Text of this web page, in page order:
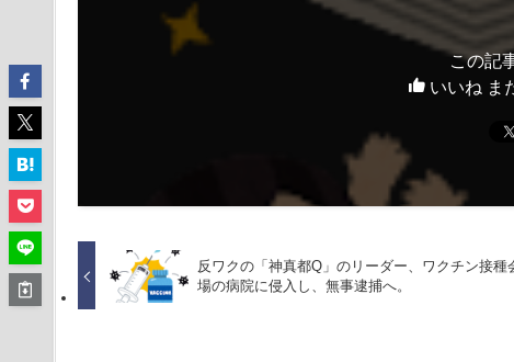
この記
いいね ま
反ワクの「神真都Q」のリーダー、ワクチン接種
場の病院に侵入し、無事逮捕へ。